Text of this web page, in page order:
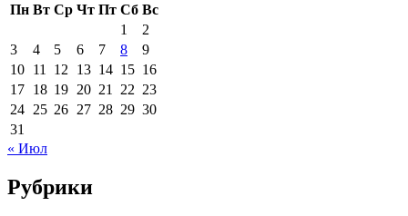
Пн Вт Ср Чт Пт Сб Вс
1
2
3
4 5 6 7 8
9
10 11 12 13 14 15 16
17 18 19 20 21 22 23
24 25 26 27 28 29 30
31
« Июл
Рубрики